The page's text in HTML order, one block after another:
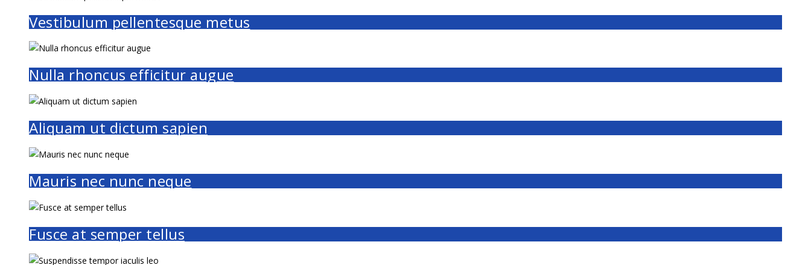
Vestibulum pellentesque metus
Nulla rhoncus efficitur augue
Aliquam ut dictum sapien
Mauris nec nunc neque
Fusce at semper tellus